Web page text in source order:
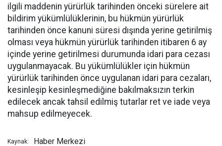
ilgili maddenin yürürlük tarihinden önceki sürelere ait
bildirim yükümlülüklerinin, bu hükmün yürürlük
tarihinden önce kanuni süresi dışında yerine getirilmiş
olması veya hükmün yürürlük tarihinden itibaren 6 ay
içinde yerine getirilmesi durumunda idari para cezası
uygulanmayacak. Bu yükümlülükler için hükmün
yürürlük tarihinden önce uygulanan idari para cezaları,
kesinleşip kesinleşmediğine bakılmaksızın terkin
edilecek ancak tahsil edilmiş tutarlar ret ve iade veya
mahsup edilmeyecek.
Kaynak: Haber Merkezi